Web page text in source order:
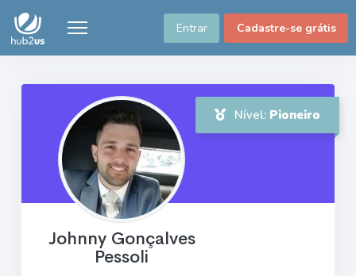
Entrar Cadastre-se grátis
Nível: Pioneiro
Johnny Gonçalves
Pessoli